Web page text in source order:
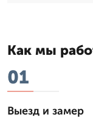
Как мы
01
Выезд и замер